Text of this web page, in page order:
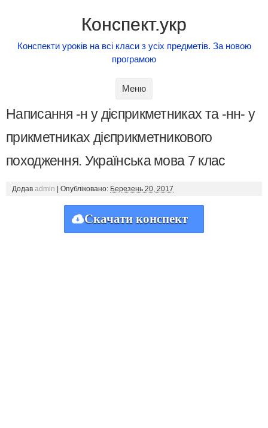
Конспект.укр
Конспекти уроків на всі класи з усіх предметів. За новою
програмою
Меню
Написання -н у дієприкметниках та -нн- у
прикметниках дієприкметникового
походження. Українська мова 7 клас
Додав admin Опубліковано: Березень 20, 2017
Скачати конспект